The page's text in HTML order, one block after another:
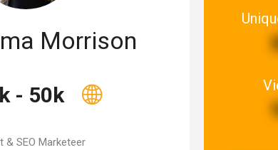
Morrison
- 50k
& SEO Marketeer